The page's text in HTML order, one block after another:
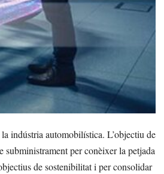
indústria automobilística. L’objectiu de
subministrament per conèixer la petjada
de sostenibilitat i per consolidar